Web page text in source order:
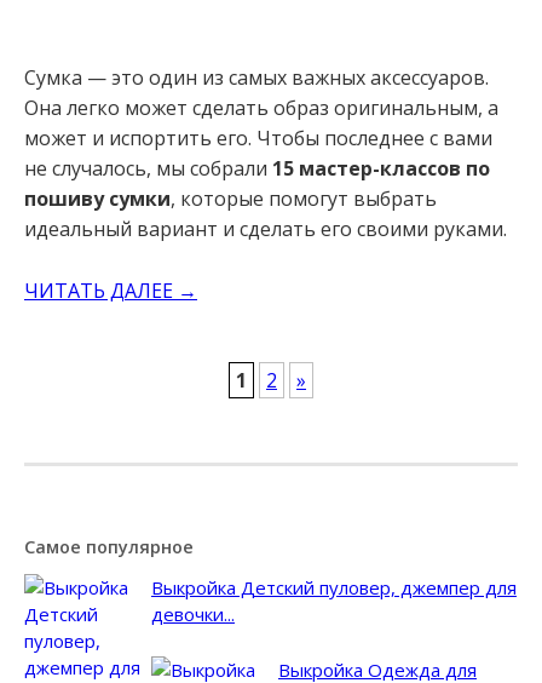
Сумка — это один из самых важных аксессуаров.
Она легко может сделать образ оригинальным, а
может и испортить его. Чтобы последнее с вами
не случалось, мы собрали 15 мастер-классов по
пошиву сумки, которые помогут выбрать
идеальный вариант и сделать его своими руками.
ЧИТАТЬ ДАЛЕЕ →
1 2 »
Самое популярное
Выкройка Детский пуловер, джемпер для
девочки...
Выкройка Одежда для